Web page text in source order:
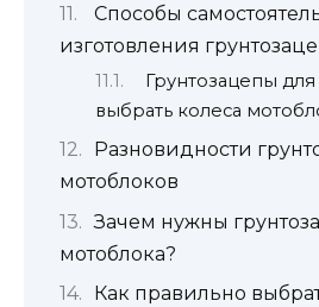
Способы
изготовления
Грунтозацепы
выбрать колеса
Разновидности
мотоблоков
Зачем нужны
мотоблока?
Как правильно